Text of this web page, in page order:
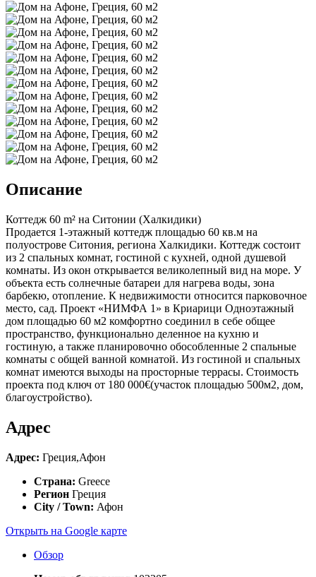
Описание
Коттедж 60 m² на Ситонии (Халкидики)
Продается 1-этажный коттедж площадью 60 кв.м на
полуострове Ситония, региона Халкидики. Коттедж состоит
из 2 спальных комнат, гостиной с кухней, одной душевой
комнаты. Из окон открывается великолепный вид на море. У
объекта есть солнечные батареи для нагрева воды, зона
барбекю, отопление. К недвижимости относится парковочное
место, сад. Проект «НИМФА 1» в Криарици Одноэтажный
дом площадью 60 м2 комфортно соединил в себе общее
пространство, функционально деленное на кухню и
гостиную, а также планировочно обособленные 2 спальные
комнаты с общей ванной комнатой. Из гостиной и спальных
комнат имеются выходы на просторные террасы. Стоимость
проекта под ключ от 180 000€(участок площадью 500м2, дом,
благоустройство).
Адрес
Адрес: Греция,Афон
Страна: Greece
Регион Греция
City / Town: Афон
Открыть на Google карте
Обзор